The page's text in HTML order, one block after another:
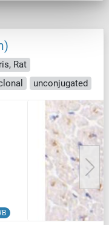
Rat
unconjugated